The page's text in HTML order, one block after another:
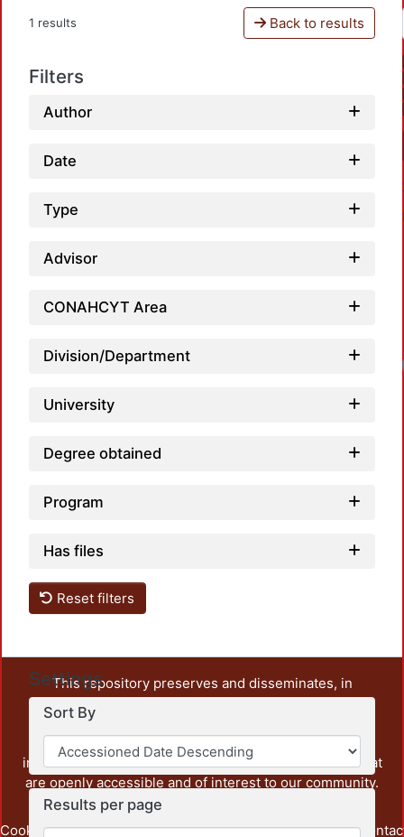
1 results Back to results
Filters
Author
Date
Type
Advisor
CONAHCYT Area
Division/Department
University
Degree obtained
Program
Has files
Reset filters
Settings
Sort By
Results per page
This repository preserves and disseminates, in
unrestricted open access, the teaching and research
output of UAM Azcapotzalco. It also includes some
administrative and graphic documents from the
institution, as well as content from other institutions that
are openly accessible and of interest to our community.
Cookie Privacy End User Send